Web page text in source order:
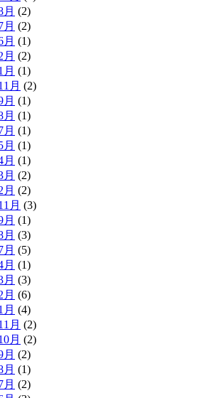
月 (2)
月 (2)
月 (1)
月 (2)
月 (1)
月 (2)
月 (1)
月 (1)
月 (1)
月 (1)
月 (1)
月 (2)
月 (2)
月 (3)
月 (1)
月 (3)
月 (5)
月 (1)
月 (3)
月 (6)
月 (4)
月 (2)
月 (2)
月 (2)
月 (1)
月 (2)